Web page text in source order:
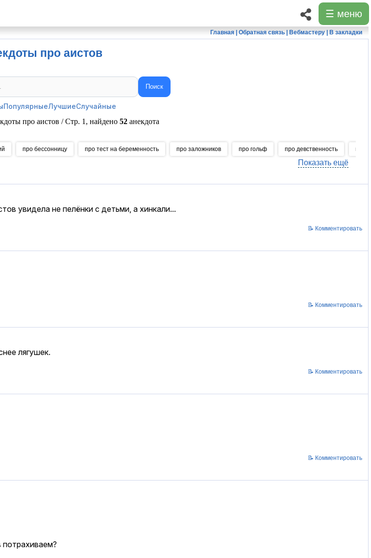
☰ меню
Главная| Обратная связь| Вебмастеру| В закладки
про аистов
Поиск
ПопулярныеЛучшиеСлучайные
про аистов / Стр. 1, найдено 52 анекдота
про бессонницу про тест на беременность про заложников про гольф про девственность про
Показать ещё
увидела не пелёнки с детьми, а хинкали...
📝 Комментировать
📝 Комментировать
лягушек.
📝 Комментировать
📝 Комментировать